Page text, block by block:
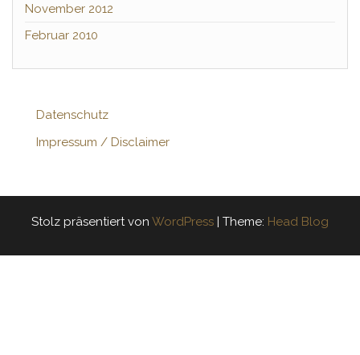
November 2012
Februar 2010
Datenschutz
Impressum / Disclaimer
Stolz präsentiert von WordPress | Theme: Head Blog